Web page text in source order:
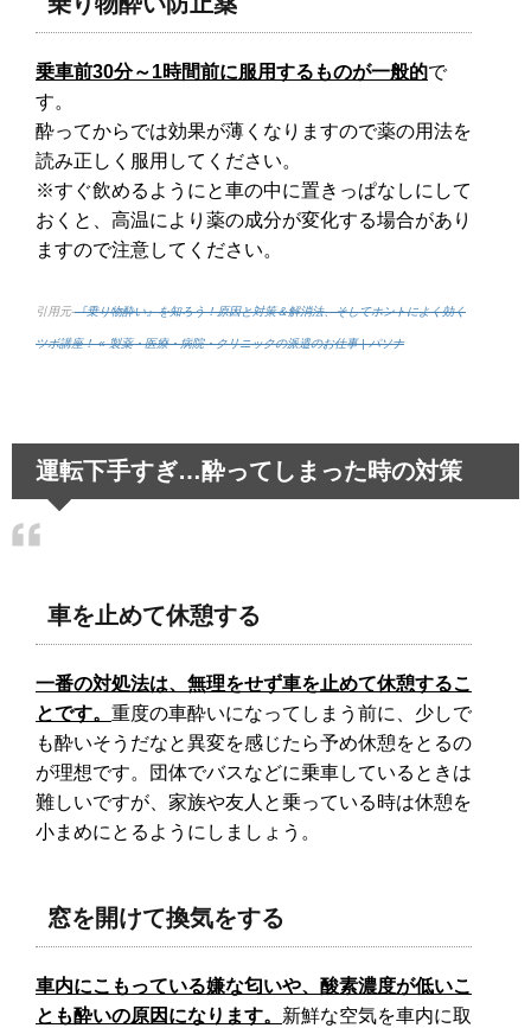
乗車前30分～1時間前に服用するものが一般的で
す。
酔ってからでは効果が薄くなりますので薬の用法を
読み正しく服用してください。
※すぐ飲めるようにと車の中に置きっぱなしにして
おくと、高温により薬の成分が変化する場合があり
ますので注意してください。
引用元-『乗り物酔い』を知ろう！原因と対策＆解消法、そしてホントによく効く
ツボ講座！ « 製薬・医療・病院・クリニックの派遣のお仕事 | パソナ
運転下手すぎ…酔ってしまった時の対策
車を止めて休憩する
一番の対処法は、無理をせず車を止めて休憩するこ
とです。 重度の車酔いになってしまう前に、少しで
も酔いそうだなと異変を感じたら予め休憩をとるの
が理想です。団体でバスなどに乗車しているときは
難しいですが、家族や友人と乗っている時は休憩を
小まめにとるようにしましょう。
窓を開けて換気をする
車内にこもっている嫌な匂いや、酸素濃度が低いこ
とも酔いの原因になります。 新鮮な空気を車内に取